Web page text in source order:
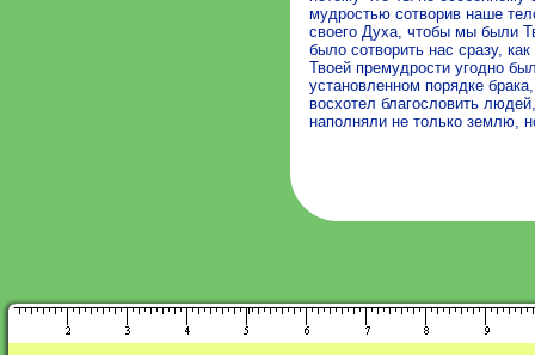
мудростью сотворив наше
своего Духа, чтобы мы были
было сотворить нас сразу,
Твоей премудрости угодно
установленном порядке
восхотел благословить
наполняли не только землю,